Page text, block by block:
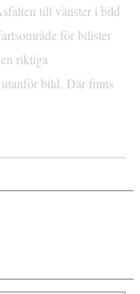
till vänster i bild
för bilister
riktiga
bild. Där finns